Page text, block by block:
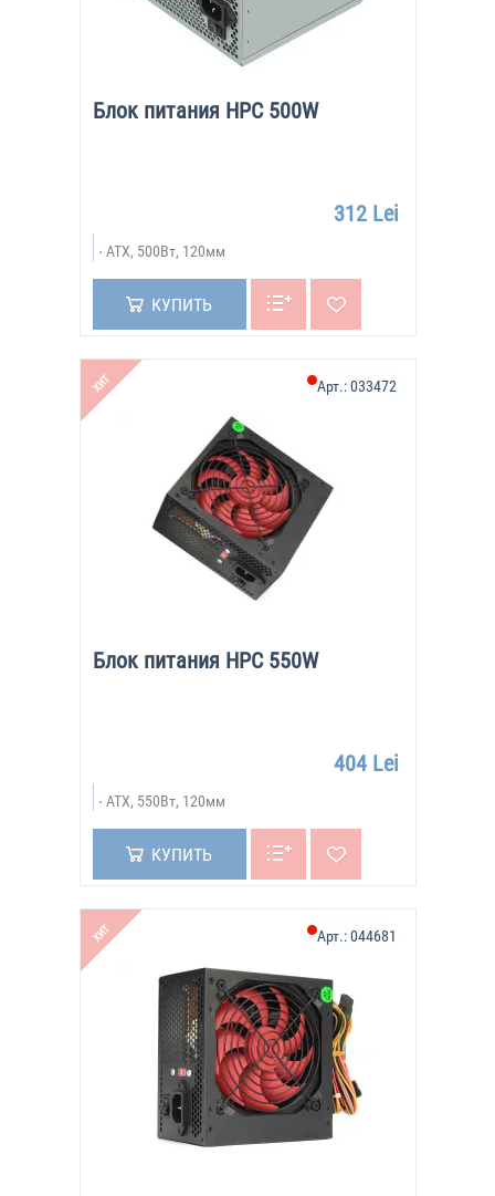
Блок питания HPC 500W
312 Lei
ATX, 500Вт, 120мм
КУПИТЬ
ХИТ
Блок питания HPC 550W
Арт.:033472
404 Lei
ATX, 550Вт, 120мм
КУПИТЬ
ХИТ Арт.:044681